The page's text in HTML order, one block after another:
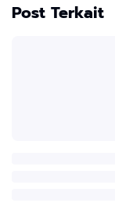
Post Terkait